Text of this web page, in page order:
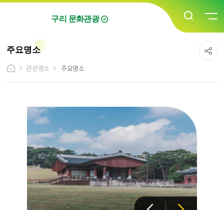
구리 문화관광
주요명소
관광명소
주요명소